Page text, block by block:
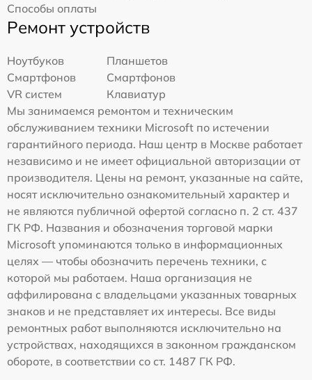
Способы оплаты
Ремонт устройств
Ноутбуков
Планшетов
Смартфонов
Смартфонов
VR систем
Клавиатур
Мы занимаемся ремонтом и техническим
обслуживанием техники Microsoft по истечении
гарантийного периода. Наш центр в Москве работает
независимо и не имеет официальной авторизации от
производителя. Цены на ремонт, указанные на сайте,
носят исключительно ознакомительный характер и
не являются публичной офертой согласно п. 2 ст. 437
ГК РФ. Названия и обозначения торговой марки
Microsoft упоминаются только в информационных
целях — чтобы обозначить перечень техники, с
которой мы работаем. Наша организация не
аффилирована с владельцами указанных товарных
знаков и не представляет их интересы. Все виды
ремонтных работ выполняются исключительно на
устройствах, находящихся в законном гражданском
обороте, в соответствии со ст. 1487 ГК РФ.